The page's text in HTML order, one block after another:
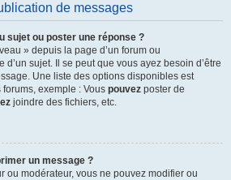
de messages
sujet ou poster une réponse ?
» depuis la page d’un forum ou
sujet. Il se peut que vous ayez besoin d’être
Une liste des options disponibles est
exemple : Vous pouvez poster de
joindre des fichiers, etc.
un message ?
ou modérateur, vous ne pouvez modifier ou